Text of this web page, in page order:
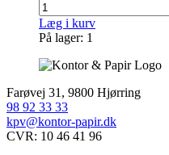
Læg i kurv
På lager: 1
Farøvej 31, 9800 Hjørring
98 92 33 33
kpv@kontor-papir.dk
CVR: 10 46 41 96